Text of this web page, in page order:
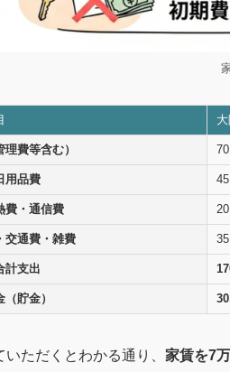
費等含む）
用品費
費・通信費
交通費・雑費
計支出
貯金）
いただくとわかる通り、 家賃を7